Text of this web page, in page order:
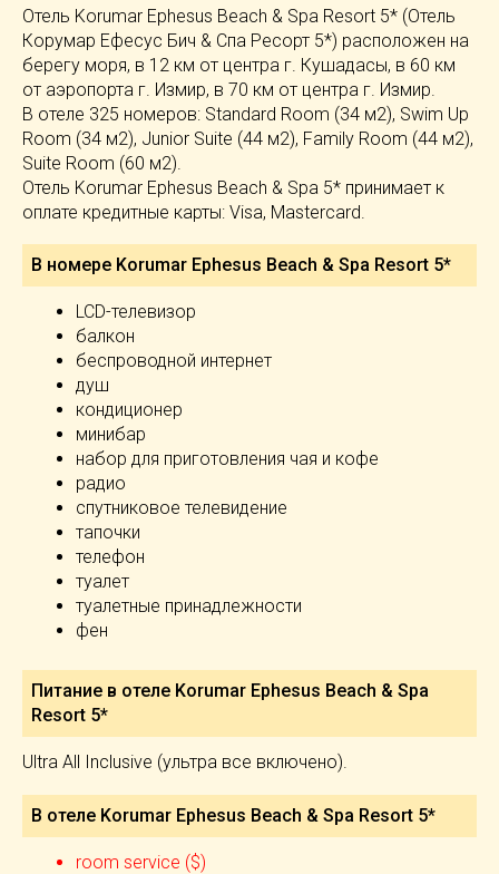
Отель Korumar Ephesus Beach & Spa Resort 5* (Отель
Корумар Ефесус Бич & Спа Ресорт 5*) расположен на
берегу моря, в 12 км от центра г. Кушадасы, в 60 км
от аэропорта г. Измир, в 70 км от центра г. Измир.
В отеле 325 номеров: Standard Room (34 м2), Swim Up
Room (34 м2), Junior Suite (44 м2), Family Room (44 м2),
Suite Room (60 м2).
Отель Korumar Ephesus Beach & Spa 5* принимает к
оплате кредитные карты: Visa, Mastercard.
В номере Korumar Ephesus Beach & Spa Resort 5*
LCD-телевизор
балкон
беспроводной интернет
душ
кондиционер
минибар
набор для приготовления чая и кофе
радио
спутниковое телевидение
тапочки
телефон
туалет
туалетные принадлежности
фен
Питание в отеле Korumar Ephesus Beach & Spa
Resort 5*
Ultra All Inclusive (ультра все включено).
В отеле Korumar Ephesus Beach & Spa Resort 5*
room service ($)